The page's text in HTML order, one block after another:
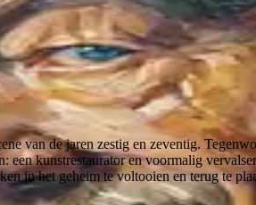
van de jaren zestig en zeventig.
kunstrestaurator en voormalig
in het geheim te voltooien en terug te